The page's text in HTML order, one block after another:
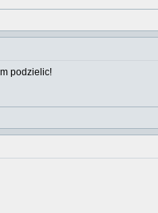
podzielic!